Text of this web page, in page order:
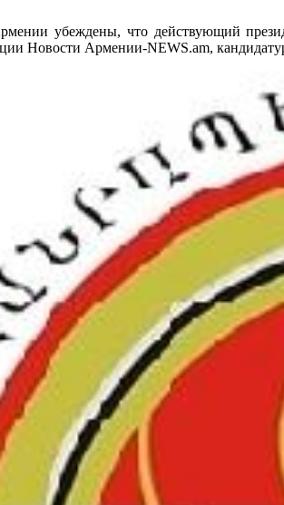
убеждены, что действующий
Новости Армении-NEWS.am,